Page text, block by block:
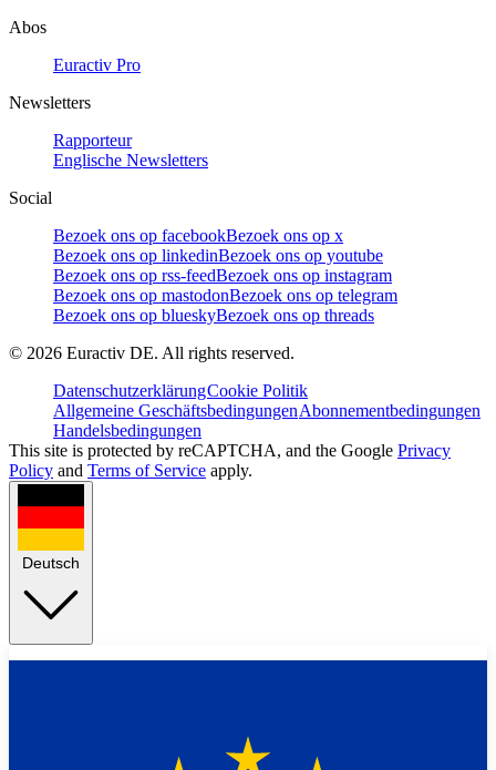
Abos
Euractiv Pro
Newsletters
Rapporteur
Englische Newsletters
Social
Bezoek ons op facebookBezoek ons op x
Bezoek ons op linkedinBezoek ons op youtube
Bezoek ons op rss-feedBezoek ons op instagram
Bezoek ons op mastodonBezoek ons op telegram
Bezoek ons op blueskyBezoek ons op threads
© 2026 Euractiv DE. All rights reserved.
DatenschutzerklärungCookie Politik
Allgemeine GeschäftsbedingungenAbonnementbedingungen
Handelsbedingungen
This site is protected by reCAPTCHA, and the Google Privacy
Policy and Terms of Service apply.
Deutsch